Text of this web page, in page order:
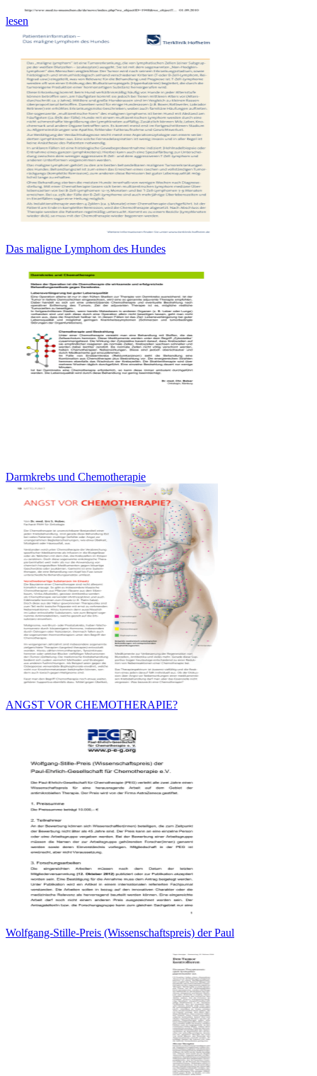
lesen
Das maligne Lymphom des Hundes
Darmkrebs und Chemotherapie
ANGST VOR CHEMOTHERAPIE?
Wolfgang-Stille-Preis (Wissenschaftspreis) der Paul